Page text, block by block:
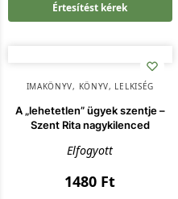
Értesítést kérek
IMAKÖNYV, KÖNYV, LELKISÉG
A „lehetetlen” ügyek szentje –
Szent Rita nagykilenced
Elfogyott
1480 Ft